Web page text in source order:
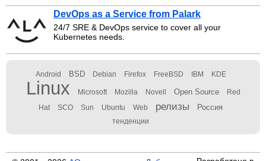
DevOps as a Service from Palark
24/7 SRE & DevOps service to cover all your
Kubernetes needs.
Android BSD Debian Firefox FreeBSD IBM KDE
Linux Microsoft Mozilla Novell Open Source Red
Hat SCO Sun Ubuntu Web релизы Россия
тенденции